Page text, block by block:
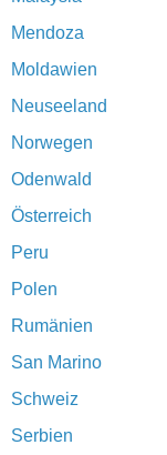
Mendoza
Moldawien
Neuseeland
Norwegen
Odenwald
Österreich
Peru
Polen
Rumänien
San Marino
Schweiz
Serbien